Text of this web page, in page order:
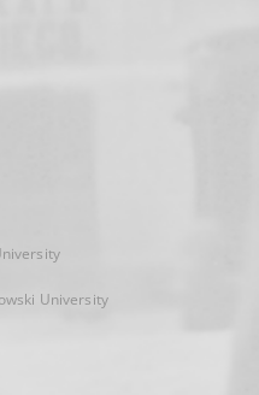
University